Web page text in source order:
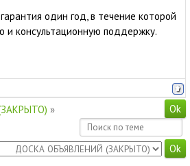
один год, в течение которой
и консультационную поддержку.
»